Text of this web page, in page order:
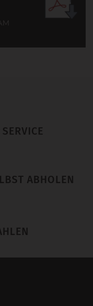
ABHOLEN